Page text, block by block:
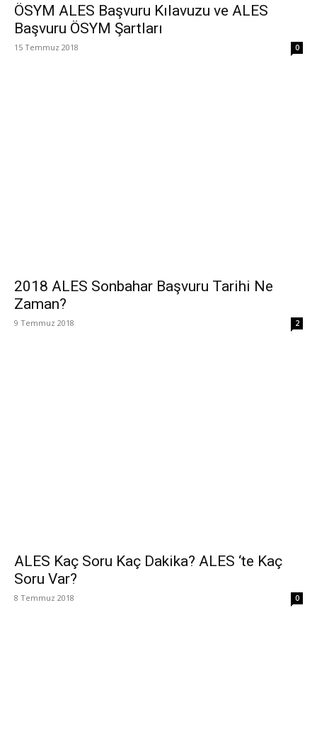
ÖSYM ALES Başvuru Kılavuzu ve ALES
Başvuru ÖSYM Şartları
15 Temmuz 2018 0
2018 ALES Sonbahar Başvuru Tarihi Ne
Zaman?
9 Temmuz 2018 2
ALES Kaç Soru Kaç Dakika? ALES ‘te Kaç
Soru Var?
8 Temmuz 2018 0